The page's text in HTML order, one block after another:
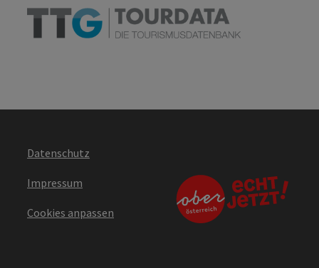
Datenschutz
Impressum
Cookies anpassen